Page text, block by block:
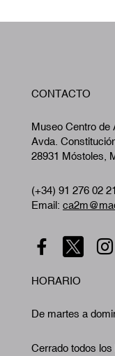
CONTACTO
Museo Centro de
Avda.
28931 Móstoles,
(+34) 91 276 02 21
Email:
HORARIO
De martes a
Cerrado todos